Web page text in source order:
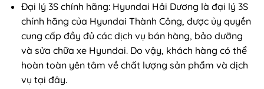
Đại lý 3S chính hãng: Hyundai Hải Dương là đại lý 3S
chính hãng của Hyundai Thành Công, được ủy quyền
cung cấp đầy đủ các dịch vụ bán hàng, bảo dưỡng
và sửa chữa xe Hyundai. Do vậy, khách hàng có thể
hoàn toàn yên tâm về chất lượng sản phẩm và dịch
vụ tại đây.